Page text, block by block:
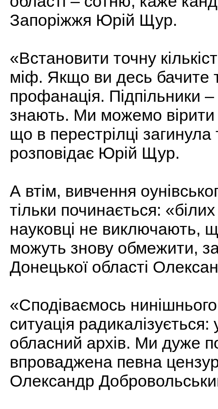
Запоріжжя Юрій Щур.
«Встановити точну
міф. Якщо ви десь бачите
профанація. Підпільники
знають. Ми можемо
що в перестрілці загинула
розповідає Юрій Щур.
А втім, вивчення
тільки починається:
науковці не виключають,
можуть знову обмежити,
Донецької області
«Сподіваємось
ситуація
обласний архів. Ми дуже
впроваджена певна
Олександр